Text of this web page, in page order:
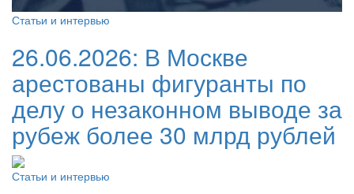
Статьи и интервью
26.06.2026: В Москве
арестованы фигуранты по
делу о незаконном выводе за
рубеж более 30 млрд рублей
Статьи и интервью